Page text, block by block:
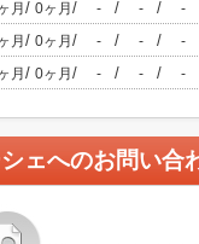
月 / 0ヶ月 / - / - / -
月 / 0ヶ月 / - / - / -
月 / 0ヶ月 / - / - / -
ェへのお問い合